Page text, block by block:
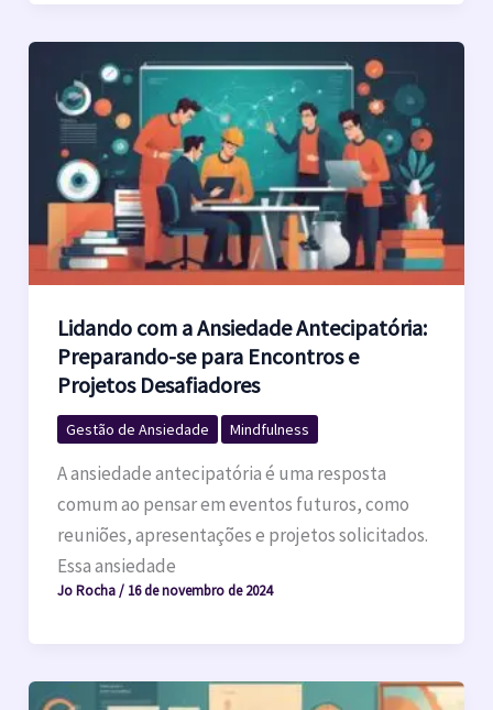
Lidando com a Ansiedade Antecipatória:
Preparando-se para Encontros e
Projetos Desafiadores
Gestão de Ansiedade Mindfulness
A ansiedade antecipatória é uma resposta
comum ao pensar em eventos futuros, como
reuniões, apresentações e projetos solicitados.
Essa ansiedade
Jo Rocha/ 16 de novembro de 2024